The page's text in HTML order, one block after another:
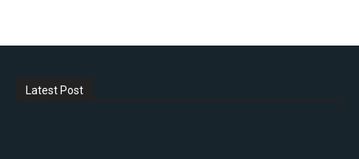
Latest Post